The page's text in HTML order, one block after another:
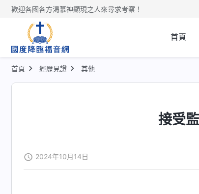
歡迎各國各方渴慕神顯現之人來尋求考察！
首頁
首頁 經歷見證 其他
接受
2024年10月14日